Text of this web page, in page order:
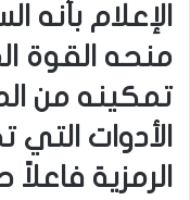
الإعلام بأنه
منحه القوة
تمكينه من
الأدوات
الرمزية